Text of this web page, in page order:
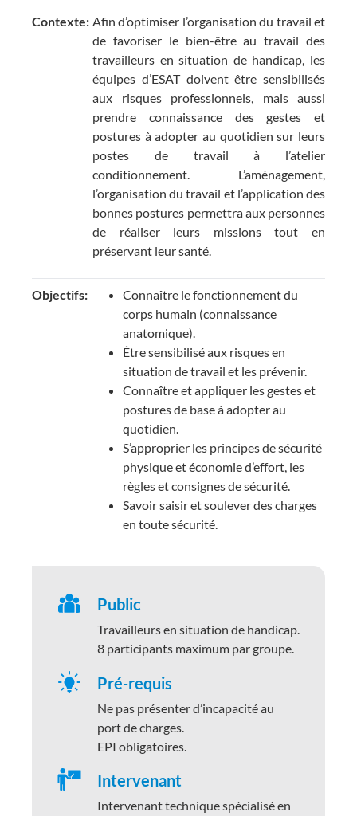
Contexte: Afin d’optimiser l’organisation du travail et
de favoriser le bien-être au travail des
travailleurs en situation de handicap, les
équipes d’ESAT doivent être sensibilisés
aux risques professionnels, mais aussi
prendre connaissance des gestes et
postures à adopter au quotidien sur leurs
postes de travail à l’atelier
conditionnement. L’aménagement,
l’organisation du travail et l’application des
bonnes postures permettra aux personnes
de réaliser leurs missions tout en
préservant leur santé.
Objectifs:
Connaître le fonctionnement du
corps humain (connaissance
anatomique).
Être sensibilisé aux risques en
situation de travail et les prévenir.
Connaître et appliquer les gestes et
postures de base à adopter au
quotidien.
S’approprier les principes de sécurité
physique et économie d’effort, les
règles et consignes de sécurité.
Savoir saisir et soulever des charges
en toute sécurité.
Public
Travailleurs en situation de handicap.
8 participants maximum par groupe.
Pré-requis
Ne pas présenter d’incapacité au
port de charges.
EPI obligatoires.
Intervenant
Intervenant technique spécialisé en